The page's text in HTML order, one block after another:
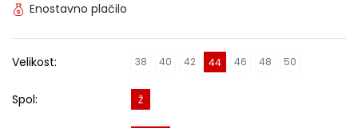
Enostavno plačilo
Velikost: 38 40 42 44 46 48 50
Spol: Ž